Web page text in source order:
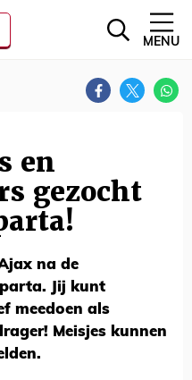
MENU
en
gezocht
na de
Jij kunt
meedoen als
Meisjes kunnen